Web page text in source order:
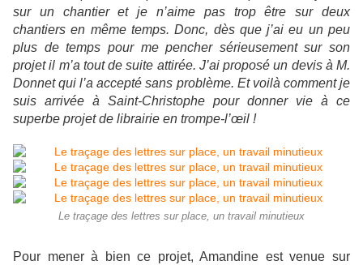
sur un chantier et je n’aime pas trop être sur deux
chantiers en même temps. Donc, dès que j’ai eu un peu
plus de temps pour me pencher sérieusement sur son
projet il m’a tout de suite attirée. J’ai proposé un devis à M.
Donnet qui l’a accepté sans problème. Et voilà comment je
suis arrivée à Saint-Christophe pour donner vie à ce
superbe projet de librairie en trompe-l’œil !
Le traçage des lettres sur place, un travail minutieux
Pour mener à bien ce projet, Amandine est venue sur